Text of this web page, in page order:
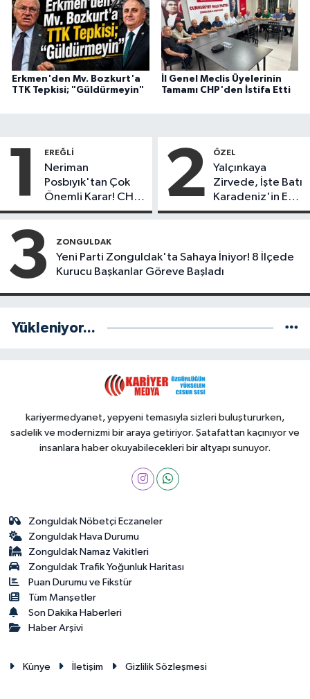
Erkmen'den Mv. Bozkurt'a
TTK Tepkisi; "Güldürmeyin"
İl Genel Meclis Üyelerinin
Tamamı CHP'den İstifa Etti
1 EREĞLI
Neriman
Posbıyık'tan Çok
Önemli Karar! CHP
mi Yeni Parti mi?
2 ÖZEL
Yalçınkaya
Zirvede, İşte Batı
Karadeniz'in En
Başarılı Belediye
3 ZONGULDAK
Yeni Parti Zonguldak'ta Sahaya İniyor! 8 İlçede
Kurucu Başkanlar Göreve Başladı
Yükleniyor...
kariyermedyanet, yepyeni temasıyla sizleri buluştururken,
sadelik ve modernizmi bir araya getiriyor. Şatafattan kaçınıyor ve
insanlara haber okuyabilecekleri bir altyapı sunuyor.
Zonguldak Nöbetçi Eczaneler
Zonguldak Hava Durumu
Zonguldak Namaz Vakitleri
Zonguldak Trafik Yoğunluk Haritası
Puan Durumu ve Fikstür
Tüm Manşetler
Son Dakika Haberleri
Haber Arşivi
Künye İletişim Gizlilik Sözleşmesi